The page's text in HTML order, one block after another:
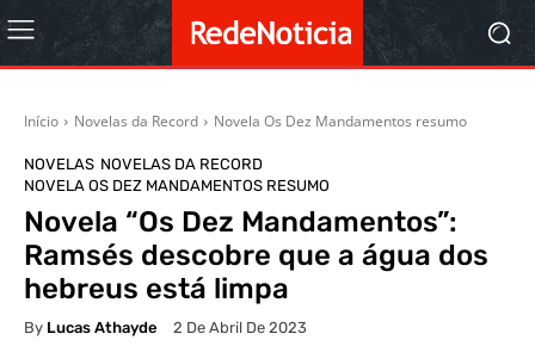
Início Novelas da Record Novela Os Dez Mandamentos resumo
NOVELAS NOVELAS DA RECORD
NOVELA OS DEZ MANDAMENTOS RESUMO
Novela “Os Dez Mandamentos”:
Ramsés descobre que a água dos
hebreus está limpa
By Lucas Athayde 2 De Abril De 2023